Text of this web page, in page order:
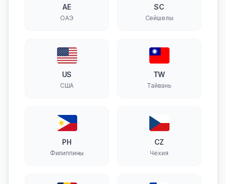
AE
ОАЭ
SC
Сейшелы
US
США
TW
Тайвань
PH
Филиппины
CZ
Чехия